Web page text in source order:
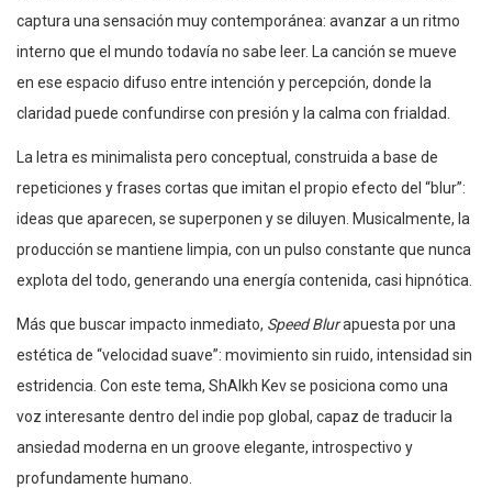
captura una sensación muy contemporánea: avanzar a un ritmo
interno que el mundo todavía no sabe leer. La canción se mueve
en ese espacio difuso entre intención y percepción, donde la
claridad puede confundirse con presión y la calma con frialdad.
La letra es minimalista pero conceptual, construida a base de
repeticiones y frases cortas que imitan el propio efecto del “blur”:
ideas que aparecen, se superponen y se diluyen. Musicalmente, la
producción se mantiene limpia, con un pulso constante que nunca
explota del todo, generando una energía contenida, casi hipnótica.
Más que buscar impacto inmediato, Speed Blurapuesta por una
estética de “velocidad suave”: movimiento sin ruido, intensidad sin
estridencia. Con este tema, ShAIkh Kev se posiciona como una
voz interesante dentro del indie pop global, capaz de traducir la
ansiedad moderna en un groove elegante, introspectivo y
profundamente humano.